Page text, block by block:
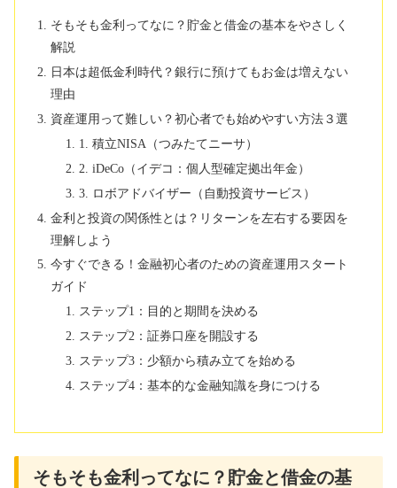
そもそも金利ってなに？貯金と借金の基本をやさしく
解説
日本は超低金利時代？銀行に預けてもお金は増えない
理由
資産運用って難しい？初心者でも始めやすい方法３選
1. 積立NISA（つみたてニーサ）
2. iDeCo（イデコ：個人型確定拠出年金）
3. ロボアドバイザー（自動投資サービス）
金利と投資の関係性とは？リターンを左右する要因を
理解しよう
今すぐできる！金融初心者のための資産運用スタート
ガイド
ステップ1：目的と期間を決める
ステップ2：証券口座を開設する
ステップ3：少額から積み立てを始める
ステップ4：基本的な金融知識を身につける
そもそも金利ってなに？貯金と借金の基